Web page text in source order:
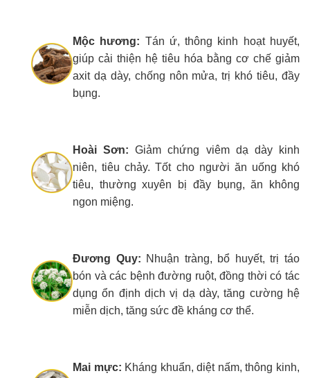
Mộc hương: Tán ứ, thông kinh hoạt huyết,
giúp cải thiện hệ tiêu hóa bằng cơ chế giảm
axit dạ dày, chống nôn mửa, trị khó tiêu, đầy
bụng.
Hoài Sơn: Giảm chứng viêm dạ dày kinh
niên, tiêu chảy. Tốt cho người ăn uống khó
tiêu, thường xuyên bị đầy bụng, ăn không
ngon miệng.
Đương Quy: Nhuận tràng, bổ huyết, trị táo
bón và các bệnh đường ruột, đồng thời có tác
dụng ổn định dịch vị dạ dày, tăng cường hệ
miễn dịch, tăng sức đề kháng cơ thể.
Mai mực: Kháng khuẩn, diệt nấm, thông kinh,